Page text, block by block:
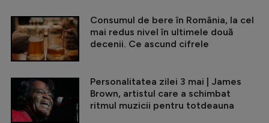
Consumul de bere în România, la cel
mai redus nivel în ultimele două
decenii. Ce ascund cifrele
Personalitatea zilei 3 mai | James
Brown, artistul care a schimbat
ritmul muzicii pentru totdeauna